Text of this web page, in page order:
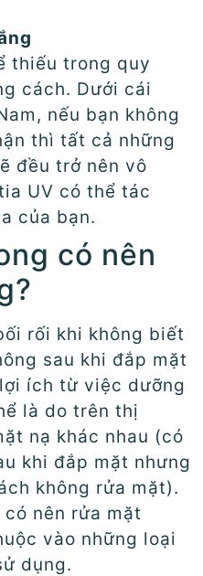
thiếu trong quy
cách. Dưới cái
nếu bạn không
thì tất cả những
đều trở nên vô
UV có thể tác
của bạn.
có nên
rối khi không biết
sau khi đắp mặt
ích từ việc dưỡng
là do trên thị
nạ khác nhau (có
khi đắp mặt nhưng
không rửa mặt).
nên rửa mặt
vào những loại
dụng.